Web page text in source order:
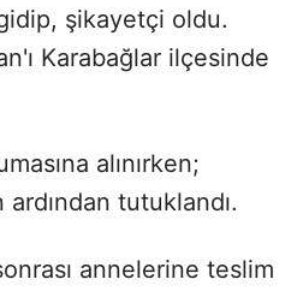
şikayetçi oldu.
Karabağlar ilçesinde
alınırken;
tutuklandı.
annelerine teslim